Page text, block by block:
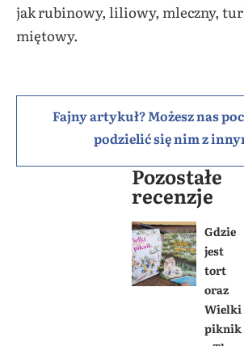
jak rubinowy, liliowy, mleczny,
miętowy.
Fajny artykuł? Możesz nas
podzielić się nim z
Pozostałe
recenzje
Gdzie
jest
tort
oraz
Wielki
piknik